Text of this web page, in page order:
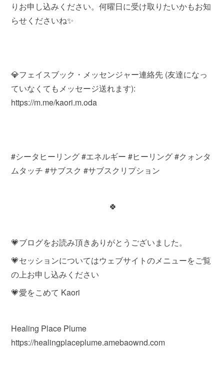
りお申し込みください。何曜日に受け取りたいかもお知
らせくださいね✨
💎フェイスブック・メッセンジャー連絡先 (友達になっ
ていなくてもメッセージ送れます):
https://m.me/kaori.m.oda
#シータヒーリング #エネルギー #ヒーリング #クォンタ
ムタッチ #サブスク #サブスクリプション
🍀
💗ブログをお読み頂きありがとうございました。
💗セッションについてはウェブサイトのメニューをご覧
の上お申し込みください
💗愛をこめて Kaori
Healing Place Plume
https://healingplaceplume.amebaownd.com